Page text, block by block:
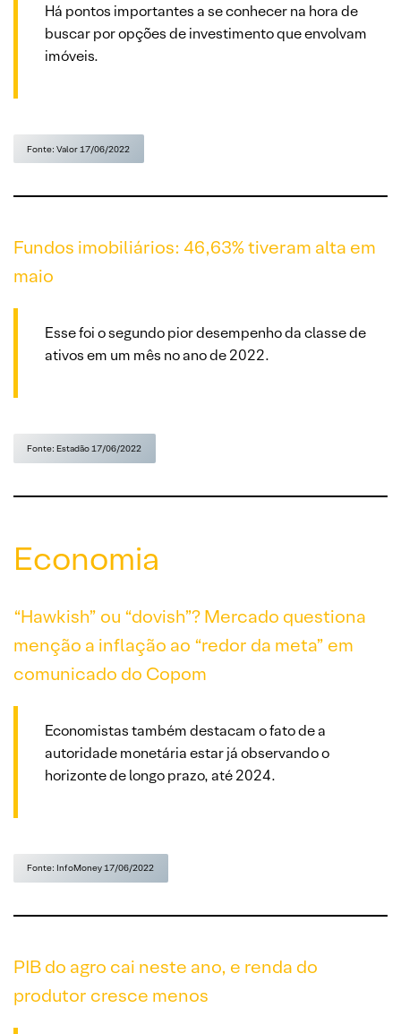
Há pontos importantes a se conhecer na hora de
buscar por opções de investimento que envolvam
imóveis.
Fonte: Valor 17/06/2022
Fundos imobiliários: 46,63% tiveram alta em
maio
Esse foi o segundo pior desempenho da classe de
ativos em um mês no ano de 2022.
Fonte: Estadão 17/06/2022
Economia
“Hawkish” ou “dovish”? Mercado questiona
menção a inflação ao “redor da meta” em
comunicado do Copom
Economistas também destacam o fato de a
autoridade monetária estar já observando o
horizonte de longo prazo, até 2024.
Fonte: InfoMoney 17/06/2022
PIB do agro cai neste ano, e renda do
produtor cresce menos